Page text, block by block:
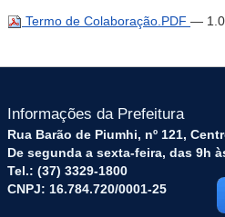
Termo de Colaboração.PDF — 1.0
Informações da Prefeitura
Rua Barão de Piumhi, nº 121,
De segunda a sexta-feira, das 9h
Tel.: (37) 3329-1800
CNPJ: 16.784.720/0001-25